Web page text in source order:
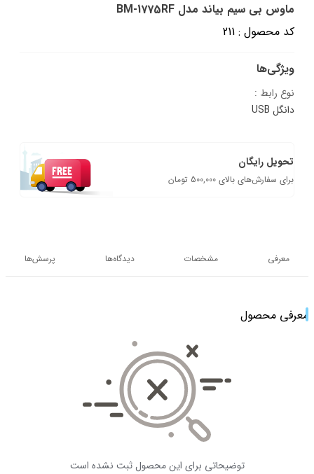
ماوس بی سیم بیاند مدل BM-1775RF
کد محصول : 211
ویژگی‌ها
نوع رابط :
دانگل USB
تحویل رایگان
برای سفارش‌های بالای 500,000 تومان
معرفی مشخصات دیدگاه‌ها پرسش‌ها
معرفی محصول
توضیحاتی برای این محصول ثبت نشده است